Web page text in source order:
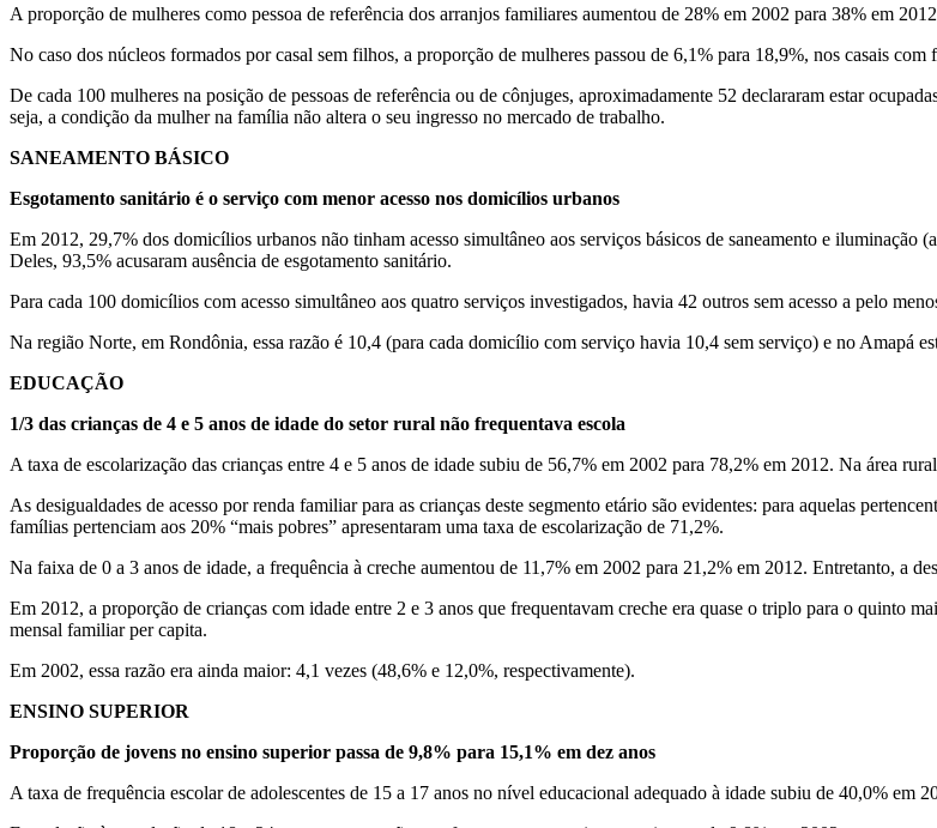
A proporção de mulheres como pessoa de referência dos arranjos familiares aumentou de 28% em 2002 para 38% em
No caso dos núcleos formados por casal sem filhos, a proporção de mulheres passou de 6,1% para 18,9%, nos casais
De cada 100 mulheres na posição de pessoas de referência ou de cônjuges, aproximadamente 52 declararam estar
seja, a condição da mulher na família não altera o seu ingresso no mercado de trabalho.
SANEAMENTO BÁSICO
Esgotamento sanitário é o serviço com menor acesso nos domicílios urbanos
Em 2012, 29,7% dos domicílios urbanos não tinham acesso simultâneo aos serviços básicos de saneamento e iluminação
Deles, 93,5% acusaram ausência de esgotamento sanitário.
Para cada 100 domicílios com acesso simultâneo aos quatro serviços investigados, havia 42 outros sem acesso a pelo
Na região Norte, em Rondônia, essa razão é 10,4 (para cada domicílio com serviço havia 10,4 sem serviço) e no Amapá
EDUCAÇÃO
1/3 das crianças de 4 e 5 anos de idade do setor rural não frequentava escola
A taxa de escolarização das crianças entre 4 e 5 anos de idade subiu de 56,7% em 2002 para 78,2% em 2012. Na área
As desigualdades de acesso por renda familiar para as crianças deste segmento etário são evidentes: para aquelas
famílias pertenciam aos 20% “mais pobres” apresentaram uma taxa de escolarização de 71,2%.
Na faixa de 0 a 3 anos de idade, a frequência à creche aumentou de 11,7% em 2002 para 21,2% em 2012. Entretanto, a
Em 2012, a proporção de crianças com idade entre 2 e 3 anos que frequentavam creche era quase o triplo para o quinto
mensal familiar per capita.
Em 2002, essa razão era ainda maior: 4,1 vezes (48,6% e 12,0%, respectivamente).
ENSINO SUPERIOR
Proporção de jovens no ensino superior passa de 9,8% para 15,1% em dez anos
A taxa de frequência escolar de adolescentes de 15 a 17 anos no nível educacional adequado à idade subiu de 40,0% em